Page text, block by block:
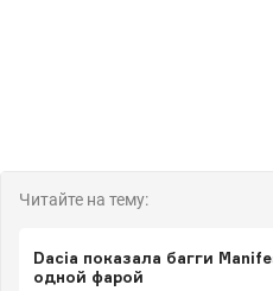
Читайте на тему:
Dacia показала багги
одной фарой